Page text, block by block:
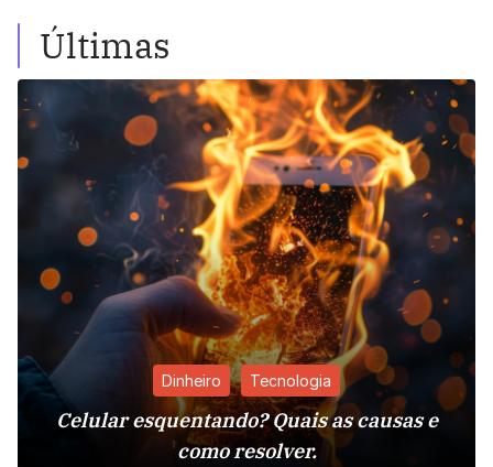
Últimas
Dinheiro Tecnologia
Celular esquentando? Quais as causas e
como resolver.